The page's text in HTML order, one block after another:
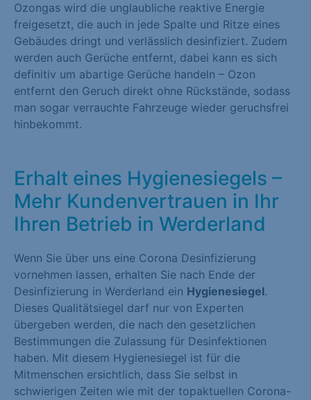
Ozongas wird die unglaubliche reaktive Energie
freigesetzt, die auch in jede Spalte und Ritze eines
Gebäudes dringt und verlässlich desinfiziert. Zudem
werden auch Gerüche entfernt, dabei kann es sich
definitiv um abartige Gerüche handeln – Ozon
entfernt den Geruch direkt ohne Rückstände, sodass
man sogar verrauchte Fahrzeuge wieder geruchsfrei
hinbekommt.
Erhalt eines Hygienesiegels –
Mehr Kundenvertrauen in Ihr
Ihren Betrieb in Werderland
Wenn Sie über uns eine Corona Desinfizierung
vornehmen lassen, erhalten Sie nach Ende der
Desinfizierung in Werderland ein Hygienesiegel.
Dieses Qualitätsiegel darf nur von Experten
übergeben werden, die nach den gesetzlichen
Bestimmungen die Zulassung für Desinfektionen
haben. Mit diesem Hygienesiegel ist für die
Mitmenschen ersichtlich, dass Sie selbst in
schwierigen Zeiten wie mit der topaktuellen Corona-
Externe Medien (1)
Inhalte von Videoplattformen und Social-Media-Plattformen
werden standardmäßig blockiert. Wenn Cookies von externen
Medien akzeptiert werden, bedarf der Zugriff auf diese Inhalte
keiner manuellen Einwilligung mehr.
Cookie-Informationen anzeigen